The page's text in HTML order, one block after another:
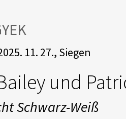
11. 27., Siegen
und
Schwarz-Weiß